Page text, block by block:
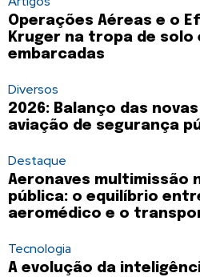
Operações Aéreas e o
Kruger na tropa de solo
embarcadas
Diversos
2026: Balanço das
aviação de segurança
Destaque
Aeronaves multimissão
pública: o equilíbrio
aeromédico e o
Tecnologia
A evolução da